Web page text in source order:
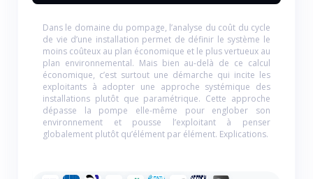
Dans le domaine du pompage, l’analyse du coût du cycle
de vie d’une installation permet de définir le système le
moins coûteux au plan économique et le plus vertueux au
plan environnemental. Mais bien au-delà de ce calcul
économique, c’est surtout une démarche qui incite les
exploitants à adopter une approche systémique des
installations plutôt que paramétrique. Cette approche
dépasse la pompe elle-même pour englober son
environnement et pousse l’exploitant à penser
globalement plutôt qu’élément par élément. Explications.